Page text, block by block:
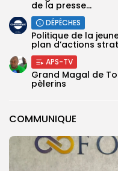
COMMUNIQUE
de la presse...
DÉPÊCHES
Politique de la
plan d’actions
APS-TV
Grand Magal de
pèlerins